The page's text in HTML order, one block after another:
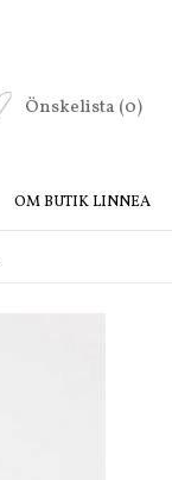
Önskelista (0)
OM BUTIK LINNEA